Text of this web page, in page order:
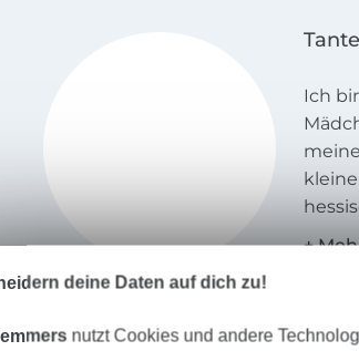
Ich
erst
Emmas Nähladen"
deine Daten auf dich zu!
nutzt Cookies und andere